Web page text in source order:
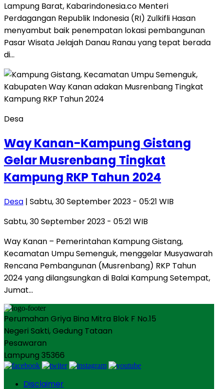
Lampung Barat, Kabarindonesia.co Menteri
Perdagangan Republik Indonesia (RI) Zulkifli Hasan
menyambut baik penempatan lokasi pembangunan
Pasar Wisata Jelajah Danau Ranau yang tepat berada
di…
Desa
Way Kanan-Kampung Gistang
Gelar Musrenbang Tingkat
Kampung RKP Tahun 2024
Desa | Sabtu, 30 September 2023 - 05:21 WIB
Sabtu, 30 September 2023 - 05:21 WIB
Way Kanan – Pemerintahan Kampung Gistang,
Kecamatan Umpu Semenguk, menggelar Musyawarah
Rencana Pembangunan (Musrenbang) RKP Tahun
2024 yang dilangsungkan di Balai Kampung Setempat,
Jumat…
Perumahan Griya Bina Mitra Blok F No.15
Negeri Sakti, Gedung Tataan
Pesawaran
Lampung 35366
Disclaimer